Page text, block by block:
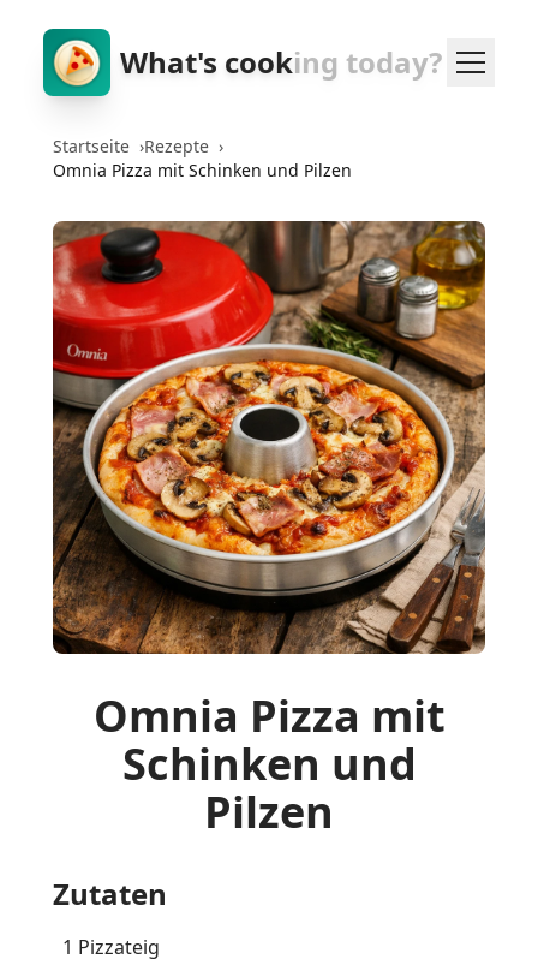
What's cooking today?
Startseite ›Rezepte ›
Omnia Pizza mit Schinken und Pilzen
Omnia Pizza mit
Schinken und
Pilzen
Zutaten
1 Pizzateig